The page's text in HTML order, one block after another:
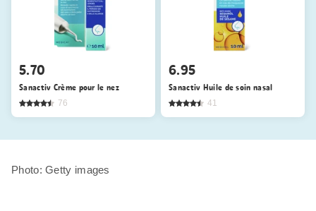
5.70
Sanactiv Crème pour le nez
76
6.95
Sanactiv Huile de soin nasal
41
Photo: Getty images